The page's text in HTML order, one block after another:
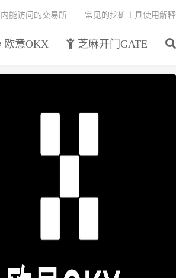
欧意OKX 芝麻开门GATE
能访问的交易所 常见的挖矿工具使用解释